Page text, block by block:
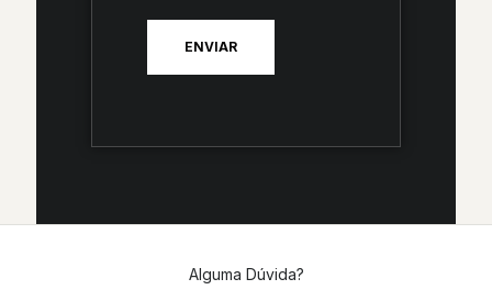
Alguma Dúvida?